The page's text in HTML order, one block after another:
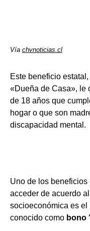
Vía chvnoticias.cl
Este beneficio
«Dueña de Casa», le
de 18 años que
hogar o que son
discapacidad mental.
Uno de los
acceder de acuerdo
socioeconómica es el
conocido como bono